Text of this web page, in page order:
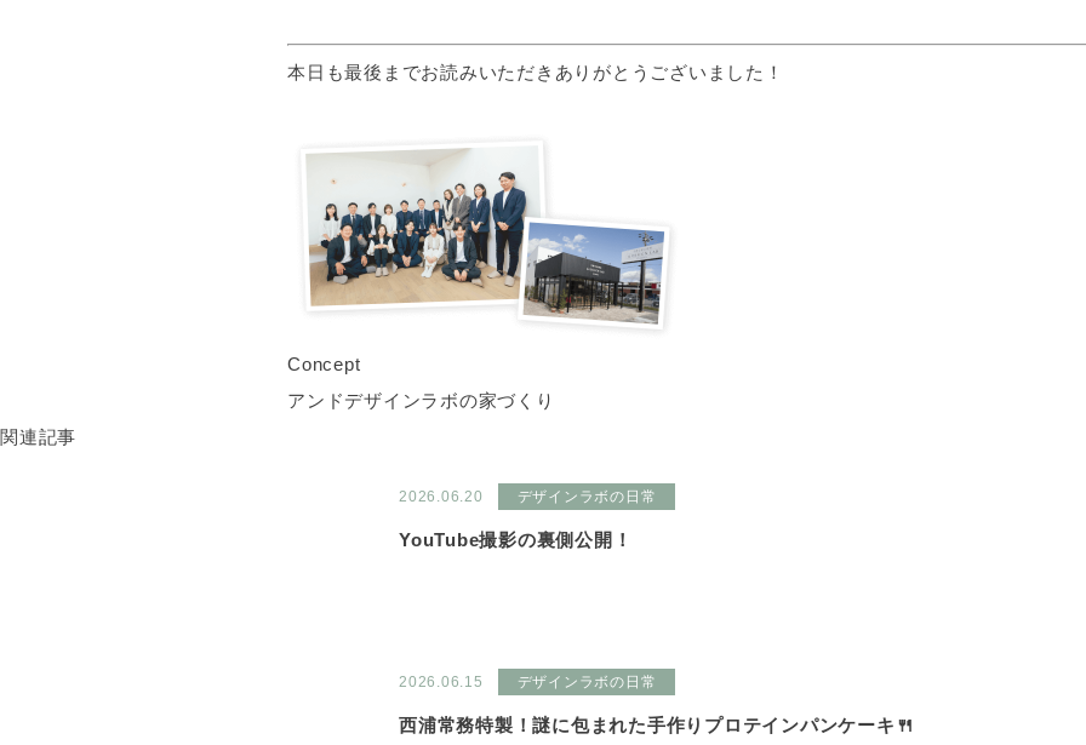
本日も最後までお読みいただきありがとうございました！
Concept
アンドデザインラボの家づくり
関連記事
2026.06.20 デザインラボの日常
YouTube撮影の裏側公開！
2026.06.15 デザインラボの日常
西浦常務特製！謎に包まれた手作りプロテインパンケーキ🍴